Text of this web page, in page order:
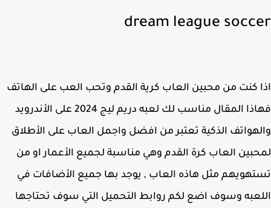
dream league
كنت من محبين العاب كرية القدم وتحب العب على الهاتف
فهاذا المقال مناسب لك لعبه دريم ليج 2024 على الأندرويد
الذكية تعتبر من افضل واجمل العاب على الأطلاق
العاب كرة القدم وهي مناسبة لجميع الأعمار او من
مثل هاذه العاب , يوجد بها جميع الأضافات في
وسوف اضع لكم روابط التحميل التي سوف تحتاجها